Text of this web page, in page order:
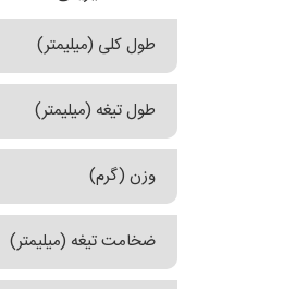
طول کلی (میلیمتر)
طول تیغه (میلیمتر)
وزن (گرم)
ضخامت تیغه (میلیمتر)